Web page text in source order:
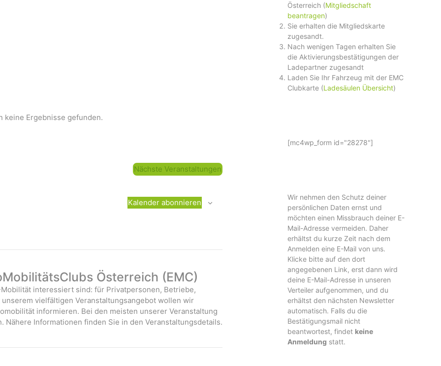
keine Ergebnisse gefunden.
Nächste Veranstaltungen
Kalender abonnieren
Österreich (EMC)
interessiert sind: für Privatpersonen, Betriebe,
vielfältigen Veranstaltungsangebot wollen wir
informieren. Bei den meisten unserer Veranstaltung
Informationen finden Sie in den Veranstaltungsdetails.
Österreich (Mitgliedschaft
beantragen)
Sie erhalten die Mitgliedskarte
zugesandt.
Nach wenigen Tagen erhalten Sie
die Aktivierungsbestätigungen der
Ladepartner zugesandt
Laden Sie Ihr Fahrzeug mit der EMC
Clubkarte (Ladesäulen Übersicht)
[mc4wp_form id="28278"]
Wir nehmen den Schutz deiner
persönlichen Daten ernst und
möchten einen Missbrauch deiner E-
Mail-Adresse vermeiden. Daher
erhältst du kurze Zeit nach dem
Anmelden eine E-Mail von uns.
Klicke bitte auf den dort
angegebenen Link, erst dann wird
deine E-Mail-Adresse in unseren
Verteiler aufgenommen, und du
erhältst den nächsten Newsletter
automatisch. Falls du die
Bestätigungsmail nicht
beantwortest, findet keine
Anmeldung statt.